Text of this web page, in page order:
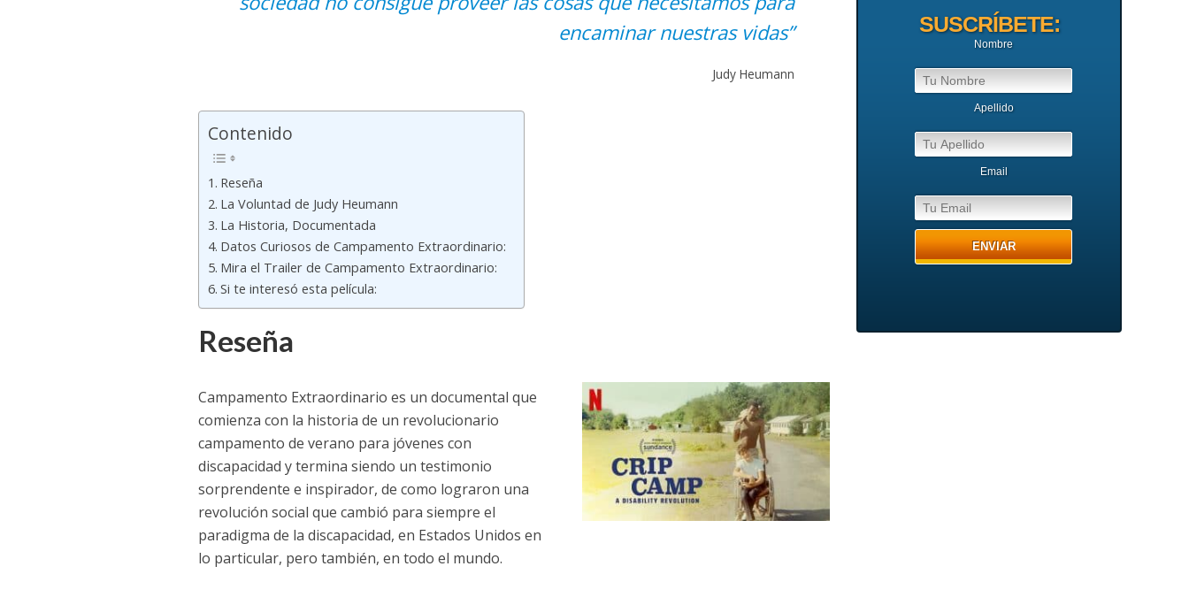
encaminar nuestras vidas”
Judy Heumann
Contenido
Reseña
La Voluntad de Judy Heumann
La Historia, Documentada
Datos Curiosos de Campamento Extraordinario:
Mira el Trailer de Campamento Extraordinario:
Si te interesó esta película:
Reseña
Campamento Extraordinario es un documental que
comienza con la historia de un revolucionario
campamento de verano para jóvenes con
discapacidad y termina siendo un testimonio
sorprendente e inspirador, de como lograron una
revolución social que cambió para siempre el
paradigma de la discapacidad, en Estados Unidos en
lo particular, pero también, en todo el mundo.
SUSCRÍBETE:
Nombre
Apellido
Email